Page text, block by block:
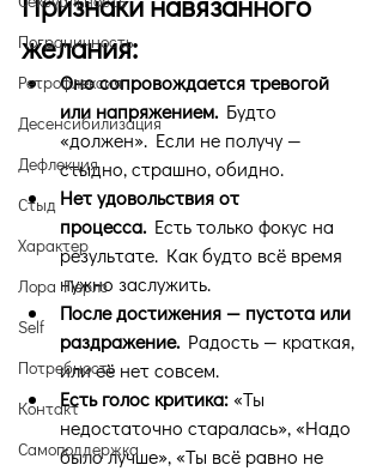
Пограничность
Ретрофлексия
Десенсибилизация
Дефлекция
Стыд
Характер
Лора Перлз
Self
Потребность
Контакт
Самоподдержка
желания:
Оно сопровождается тревогой
или напряжением. Будто
«должен». Если не получу —
стыдно, страшно, обидно.
Нет удовольствия от
процесса. Есть только фокус на
результате. Как будто всё время
нужно заслужить.
После достижения — пустота или
раздражение. Радость — краткая,
или её нет совсем.
Есть голос критика: «Ты
недостаточно старалась», «Надо
было лучше», «Ты всё равно не